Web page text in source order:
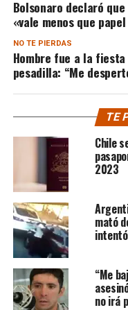
Bolsonaro declaró
«vale menos que
NO TE PIERDAS
Hombre fue a la fiesta
pesadilla: “Me
TE
Chile
2023
mató
“Me
no irá